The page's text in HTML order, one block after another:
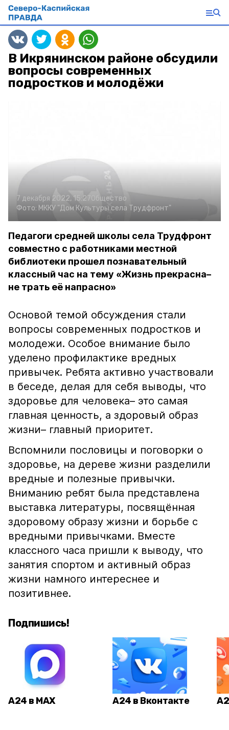
В Икрянинском районе обсудили
вопросы современных
подростков и молодёжи
7 декабря 2022, 15:27Общество
Фото: МККУ "Дом Культуры села Трудфронт"
Педагоги средней школы села Трудфронт
совместно с работниками местной
библиотеки прошел познавательный
классный час на тему «Жизнь прекрасна–
не трать её напрасно»
Основой темой обсуждения стали
вопросы современных подростков и
молодежи. Особое внимание было
уделено профилактике вредных
привычек. Ребята активно участвовали
в беседе, делая для себя выводы, что
здоровье для человека– это самая
главная ценность, а здоровый образ
жизни– главный приоритет.
Вспомнили пословицы и поговорки о
здоровье, на дереве жизни разделили
вредные и полезные привычки.
Вниманию ребят была представлена
выставка литературы, посвящённая
здоровому образу жизни и борьбе с
вредными привычками. Вместе
классного часа пришли к выводу, что
занятия спортом и активный образ
жизни намного интереснее и
позитивнее.
Подпишись!
А24 в MAX А24 в Вконтакте